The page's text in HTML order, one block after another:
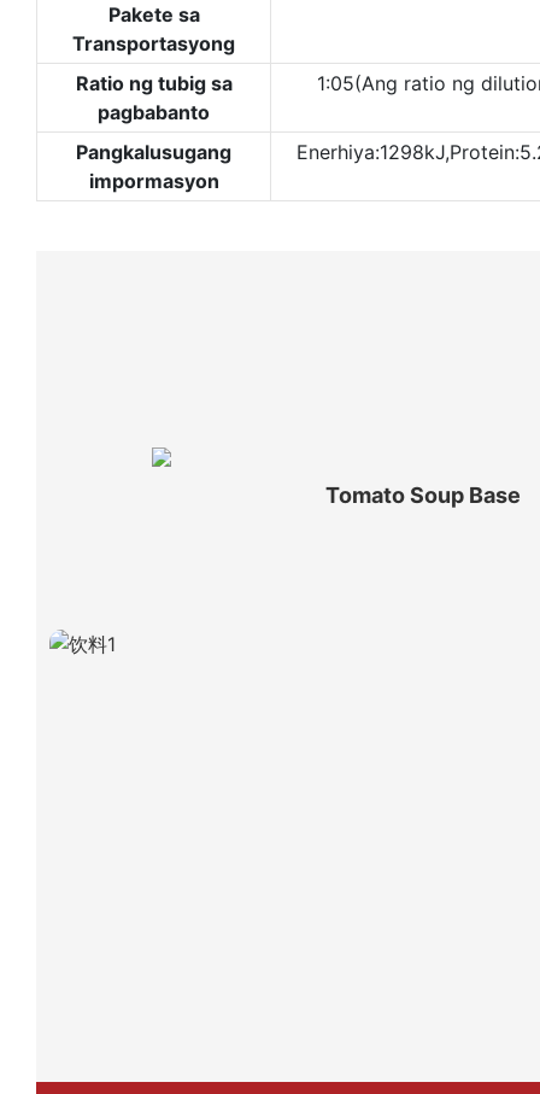
Pakete sa
Transportasyong
Ratio ng tubig sa
pagbabanto
1:05(Ang ratio ng
Pangkalusugang
impormasyon
Tomato Soup Base